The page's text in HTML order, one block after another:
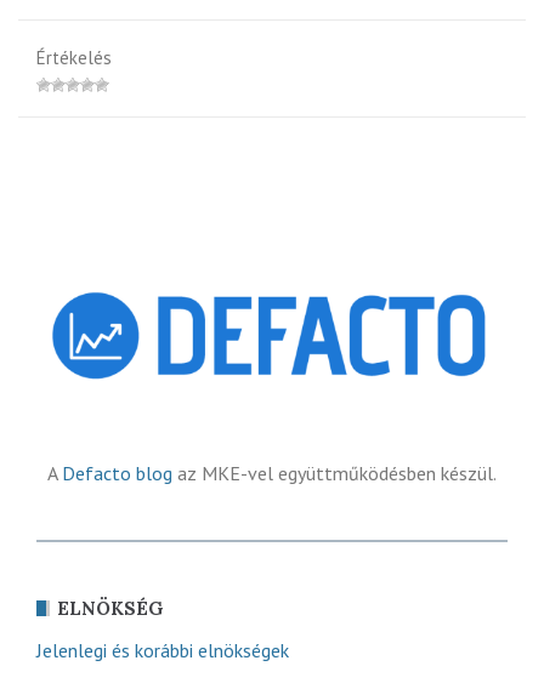
Értékelés
A Defacto blog az MKE-vel együttműködésben készül.
ELNÖKSÉG
Jelenlegi és korábbi elnökségek